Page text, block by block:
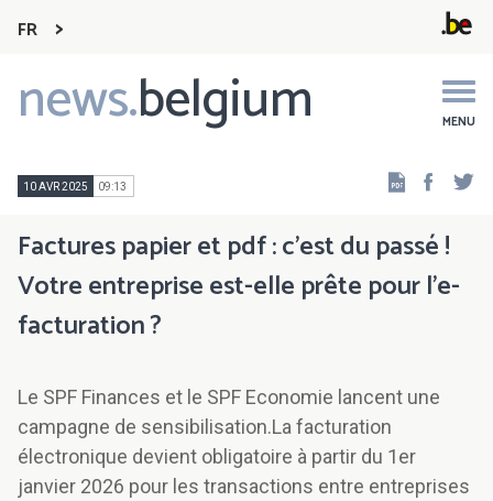
FR
news.belgium MENU
Main
navigation
10 AVR 2025 09:13
Factures papier et pdf : c’est du passé !
Votre entreprise est-elle prête pour l’e-
facturation ?
Le SPF Finances et le SPF Economie lancent une
campagne de sensibilisation.La facturation
électronique devient obligatoire à partir du 1er
janvier 2026 pour les transactions entre entreprises